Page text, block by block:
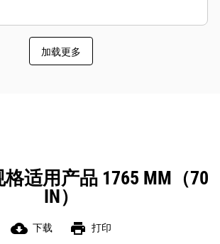
加载更多
适用产品 1765 MM（70
IN）
cloud_download 下载 print 打印